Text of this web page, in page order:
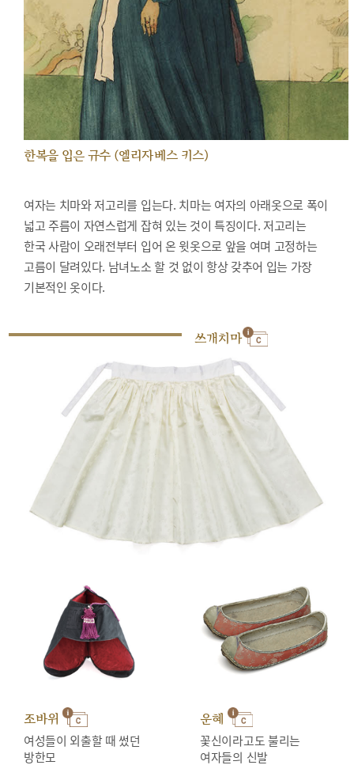
한복을 입은 규수 (엘리자베스 키스)
여자는 치마와 저고리를 입는다. 치마는 여자의 아래옷으로 폭이
넓고 주름이 자연스럽게 잡혀 있는 것이 특징이다. 저고리는
한국 사람이 오래전부터 입어 온 윗옷으로 앞을 여며 고정하는
고름이 달려있다. 남녀노소 할 것 없이 항상 갖추어 입는 가장
기본적인 옷이다.
쓰개치마
조바위
여성들이 외출할 때 썼던
방한모
운혜
꽃신이라고도 불리는
여자들의 신발